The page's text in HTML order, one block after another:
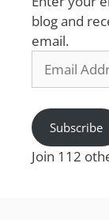
blog and
email.
Address
Subscribe
Join 112